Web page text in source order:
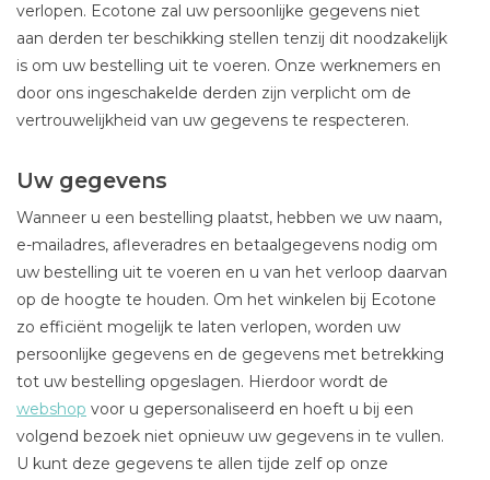
verlopen. Ecotone zal uw persoonlijke gegevens niet
aan derden ter beschikking stellen tenzij dit noodzakelijk
is om uw bestelling uit te voeren. Onze werknemers en
door ons ingeschakelde derden zijn verplicht om de
vertrouwelijkheid van uw gegevens te respecteren.
Uw gegevens
Wanneer u een bestelling plaatst, hebben we uw naam,
e-mailadres, afleveradres en betaalgegevens nodig om
uw bestelling uit te voeren en u van het verloop daarvan
op de hoogte te houden. Om het winkelen bij Ecotone
zo efficiënt mogelijk te laten verlopen, worden uw
persoonlijke gegevens en de gegevens met betrekking
tot uw bestelling opgeslagen. Hierdoor wordt de
webshop voor u gepersonaliseerd en hoeft u bij een
volgend bezoek niet opnieuw uw gegevens in te vullen.
U kunt deze gegevens te allen tijde zelf op onze